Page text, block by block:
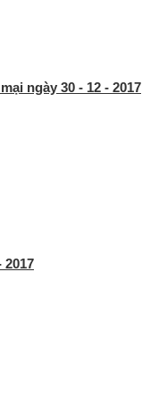
ngày 30 - 12 - 2017
2017